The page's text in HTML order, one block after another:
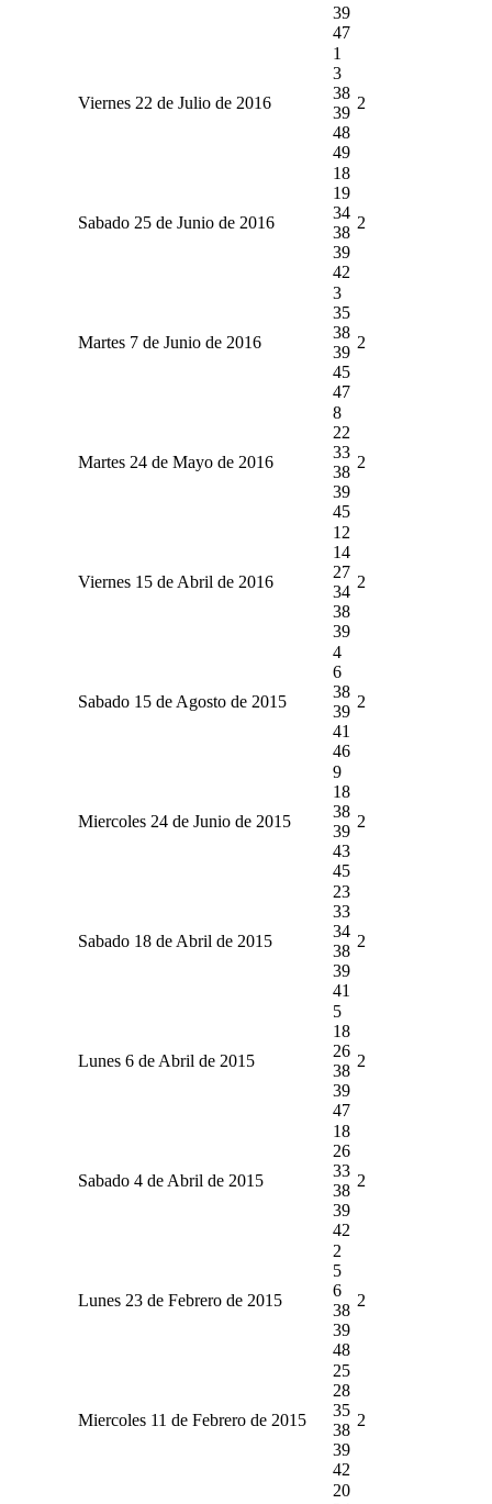
39
47
Viernes 22 de Julio de 2016
1
3
38
39
48
49
2
Sabado 25 de Junio de 2016
18
19
34
38
39
42
2
Martes 7 de Junio de 2016
3
35
38
39
45
47
2
Martes 24 de Mayo de 2016
8
22
33
38
39
45
2
Viernes 15 de Abril de 2016
12
14
27
34
38
39
2
Sabado 15 de Agosto de 2015
4
6
38
39
41
46
2
Miercoles 24 de Junio de 2015
9
18
38
39
43
45
2
Sabado 18 de Abril de 2015
23
33
34
38
39
41
2
Lunes 6 de Abril de 2015
5
18
26
38
39
47
2
Sabado 4 de Abril de 2015
18
26
33
38
39
42
2
Lunes 23 de Febrero de 2015
2
5
6
38
39
48
2
Miercoles 11 de Febrero de 2015
25
28
35
38
39
42
2
20